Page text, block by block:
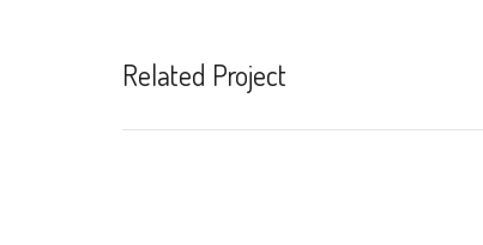
Related Project